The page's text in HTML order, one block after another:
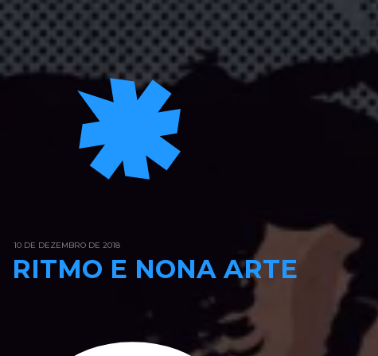
10 DE DEZEMBRO DE 2018
RITMO E NONA ARTE